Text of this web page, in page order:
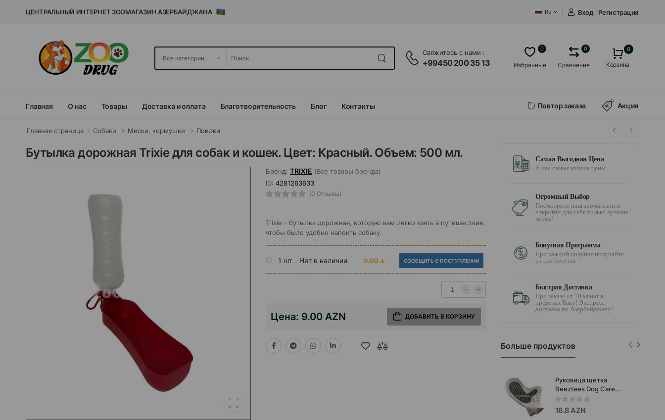
ЦЕНТРАЛЬНЫЙ ИНТЕРНЕТ ЗООМАГАЗИН АЗЕРБАЙДЖАНА Ru Вход / Регистрация
Свяжитесь с нами :
+99450 200 35 13 Избранные
0
Сравнение
0 0
Корзина
Главная О нас Товары Доставка и оплата Благотворительность Блог Контакты Повтор заказа Акция
Главная страница Собаки Миски, кормушки Поилки
Бутылка дорожная Trixie для собак и кошек. Цвет: Красный. Объем: 500 мл.
Бренд: TRIXIE (Все товары бренда)
ID: 4281263633
(0 Отзывы)
Trixie - бутылка дорожная, которую вам легко взять в путешествие,
чтобы было удобно напоить собаку.
1 шт Нет в наличии 9.00 ₼ СООБЩИТЬ О ПОСТУПЛЕНИИ
Цена: 9.00 AZN ДОБАВИТЬ В КОРЗИНУ
Самая Выгодная Цена
У нас самые низкие цены
Огромный Выбор
Посмотрите наш зоомагазин и
откройте для себя только лучшие
корма!
Бонусная Программа
При каждой покупке получайте
от нас бонусы
Быстрая Доставка
При заказе от 10 манат в
пределах Баку! Экспресс-
доставка по Азербайджану!
Больше продуктов
Руковица щетка
Beeztees Dog Care
массажная,
водонепроницаемая
для собак. Размер:
16.8 AZN